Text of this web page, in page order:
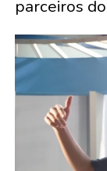
parceiros